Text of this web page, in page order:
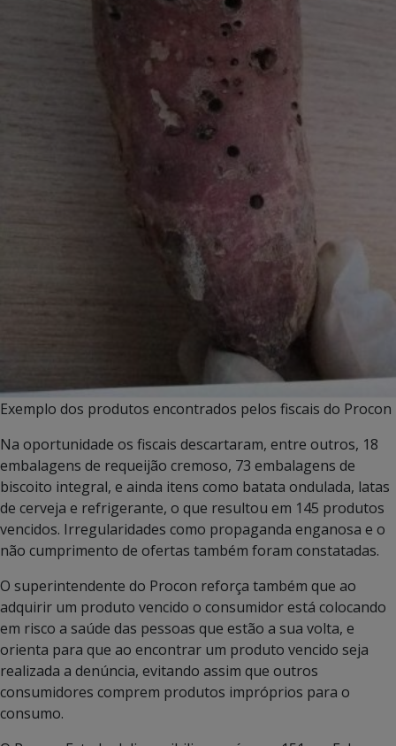
Exemplo dos produtos encontrados pelos fiscais do Procon
Na oportunidade os fiscais descartaram, entre outros, 18
embalagens de requeijão cremoso, 73 embalagens de
biscoito integral, e ainda itens como batata ondulada, latas
de cerveja e refrigerante, o que resultou em 145 produtos
vencidos. Irregularidades como propaganda enganosa e o
não cumprimento de ofertas também foram constatadas.
O superintendente do Procon reforça também que ao
adquirir um produto vencido o consumidor está colocando
em risco a saúde das pessoas que estão a sua volta, e
orienta para que ao encontrar um produto vencido seja
realizada a denúncia, evitando assim que outros
consumidores comprem produtos impróprios para o
consumo.